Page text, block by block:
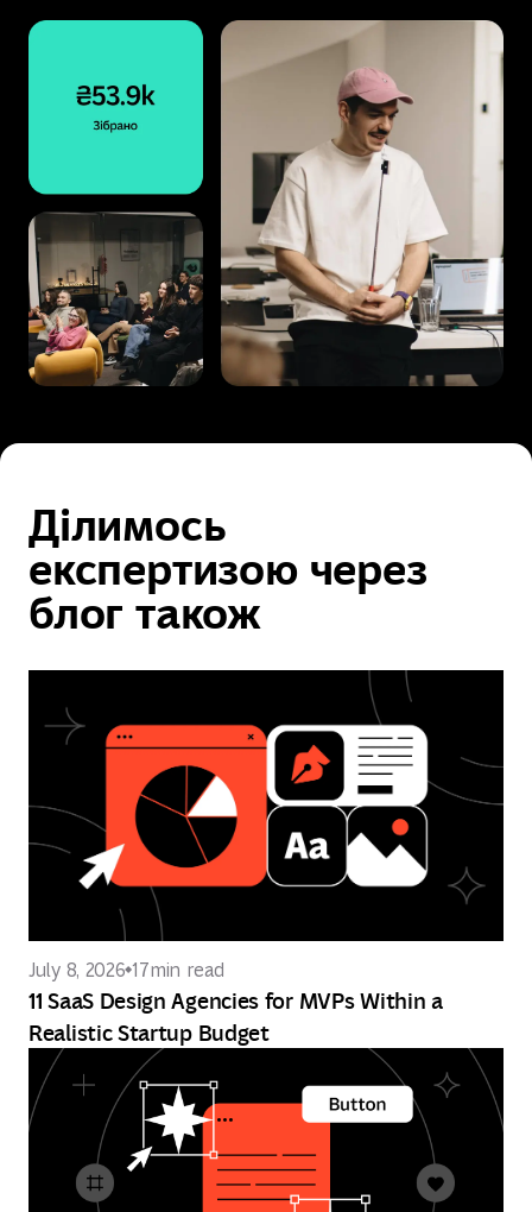
Ділимось
експертизою через
блог також
July 8, 2026 17min read
11 SaaS Design Agencies for MVPs Within a
Realistic Startup Budget